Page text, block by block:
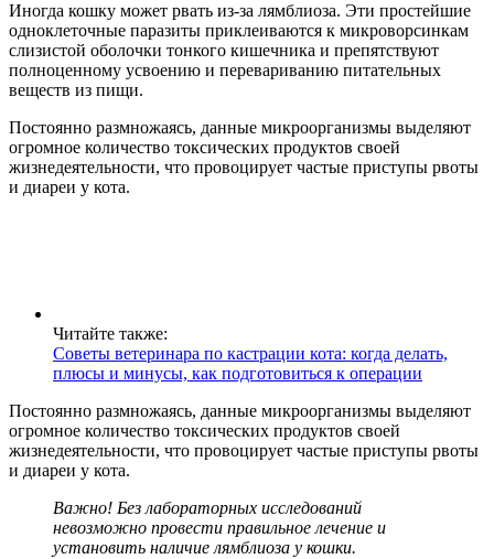
Иногда кошку может рвать из-за лямблиоза. Эти простейшие
одноклеточные паразиты приклеиваются к микроворсинкам
слизистой оболочки тонкого кишечника и препятствуют
полноценному усвоению и перевариванию питательных
веществ из пищи.
Постоянно размножаясь, данные микроорганизмы выделяют
огромное количество токсических продуктов своей
жизнедеятельности, что провоцирует частые приступы рвоты
и диареи у кота.
Читайте также:
Советы ветеринара по кастрации кота: когда делать,
плюсы и минусы, как подготовиться к операции
Постоянно размножаясь, данные микроорганизмы выделяют
огромное количество токсических продуктов своей
жизнедеятельности, что провоцирует частые приступы рвоты
и диареи у кота.
Важно! Без лабораторных исследований
невозможно провести правильное лечение и
установить наличие лямблиоза у кошки.